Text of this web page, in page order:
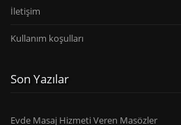
İletişim
Kullanım koşulları
Son Yazılar
Evde Masaj Hizmeti Veren Masözler